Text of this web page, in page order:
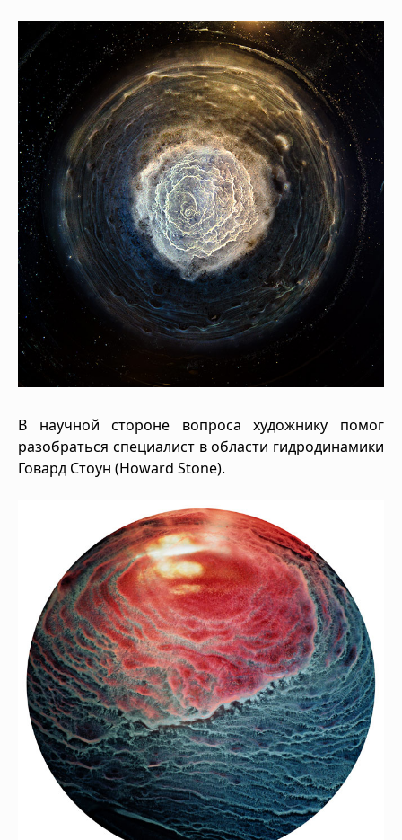
В научной стороне вопроса художнику помог
разобраться специалист в области гидродинамики
Говард Стоун (Howard Stone).